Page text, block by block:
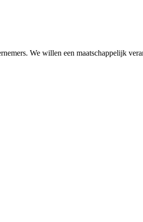
We willen een maatschappelijk